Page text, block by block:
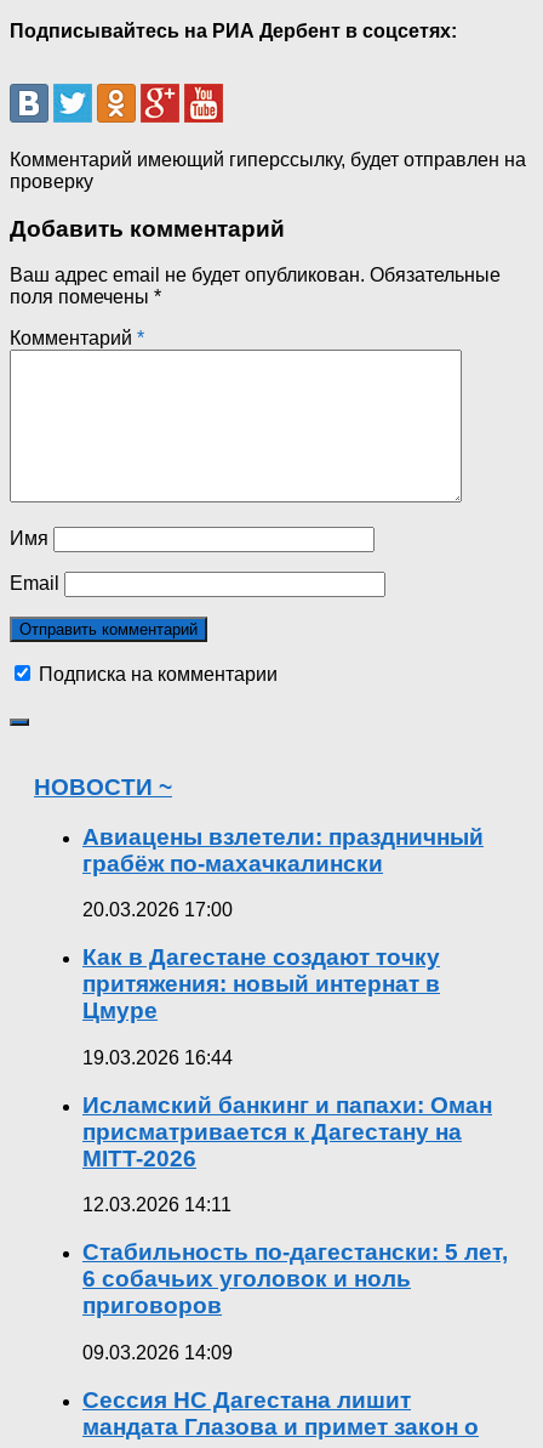
Подписывайтесь на РИА Дербент в соцсетях:
Комментарий имеющий гиперссылку, будет отправлен на
проверку
Добавить комментарий
Ваш адрес email не будет опубликован. Обязательные
поля помечены *
Комментарий *
Имя
Email
Подписка на комментарии
НОВОСТИ ~
Авиацены взлетели: праздничный
грабёж по-махачкалински
20.03.2026 17:00
Как в Дагестане создают точку
притяжения: новый интернат в
Цмуре
19.03.2026 16:44
Исламский банкинг и папахи: Оман
присматривается к Дагестану на
MITT-2026
12.03.2026 14:11
Стабильность по-дагестански: 5 лет,
6 собачьих уголовок и ноль
приговоров
09.03.2026 14:09
Сессия НС Дагестана лишит
мандата Глазова и примет закон о